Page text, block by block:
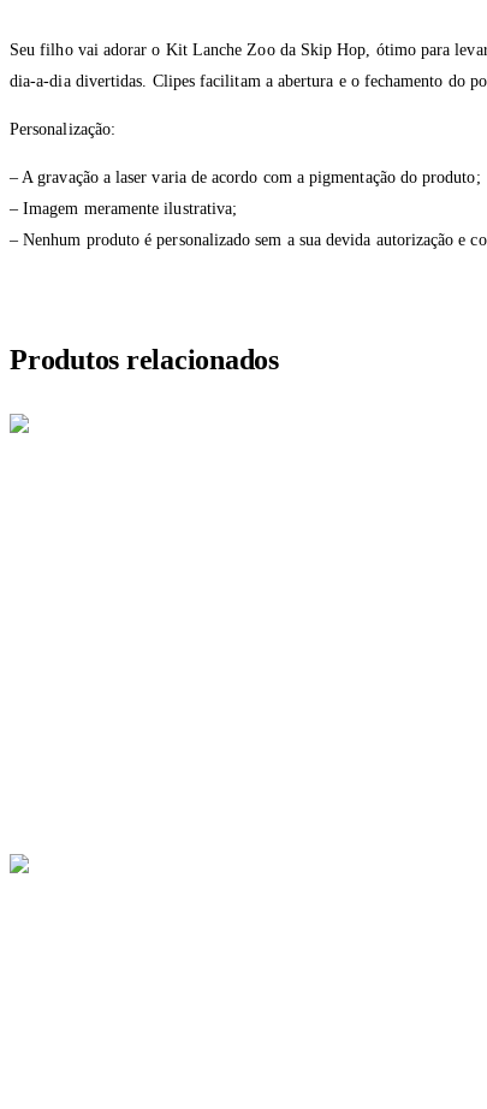
Seu filho vai adorar o Kit Lanche Zoo da Skip Hop, ótimo para levar
dia-a-dia divertidas. Clipes facilitam a abertura e o fechamento do
Personalização:
– A gravação a laser varia de acordo com a pigmentação do produto;
– Imagem meramente ilustrativa;
– Nenhum produto é personalizado sem a sua devida autorização e
Produtos relacionados